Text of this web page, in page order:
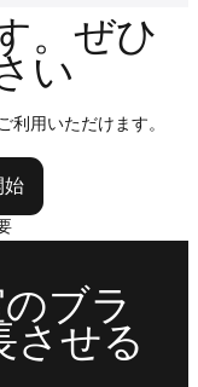
。ぜひ
い
用いただけます。
ブラ
させる